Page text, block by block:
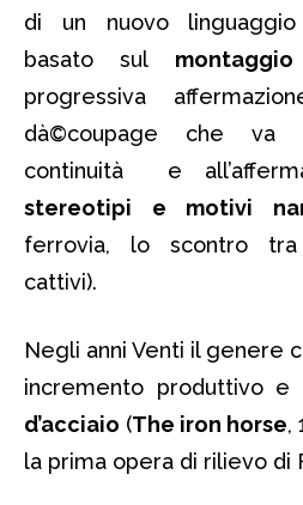
di un nuovo linguaggio
basato sul montaggio
progressiva
dà©coupage che va
continuità e
stereotipi e motivi
ferrovia, lo scontro
cattivi).
Negli anni Venti il genere
incremento produttivo e
d’acciaio (The iron horse,
la prima opera di rilievo di